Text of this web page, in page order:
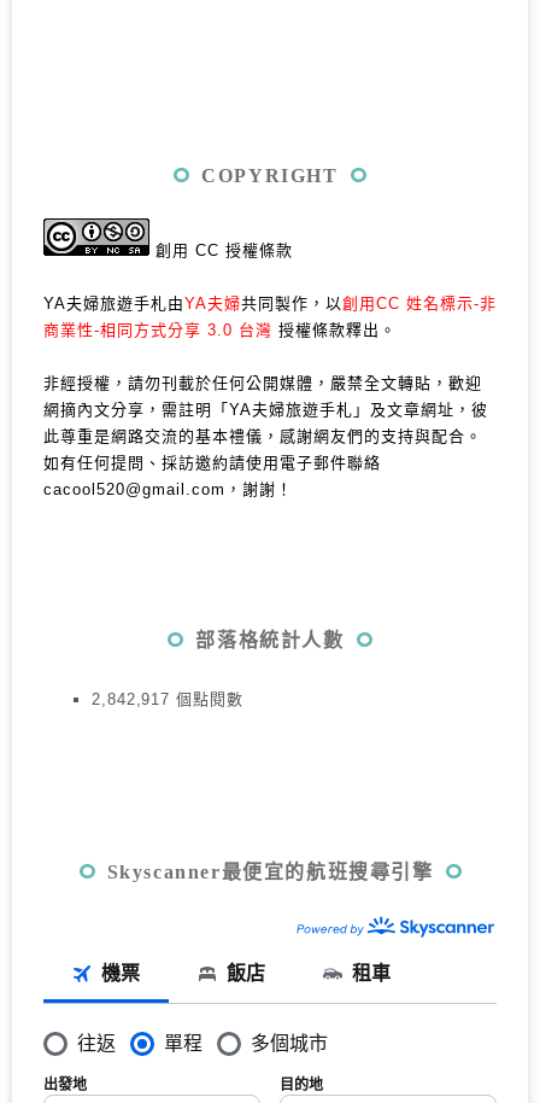
COPYRIGHT
創用 CC 授權條款
YA夫婦旅遊手札由YA夫婦共同製作，以 創用CC 姓名標示-非
商業性-相同方式分享 3.0 台灣 授權條款釋出。
非經授權，請勿刊載於任何公開媒體，嚴禁全文轉貼，歡迎
網摘內文分享，需註明「YA夫婦旅遊手札」及文章網址，彼
此尊重是網路交流的基本禮儀，感謝網友們的支持與配合。
如有任何提問、採訪邀約請使用電子郵件聯絡
cacool520@gmail.com，謝謝！
部落格統計人數
2,842,917 個點閱數
Skyscanner最便宜的航班搜尋引擎